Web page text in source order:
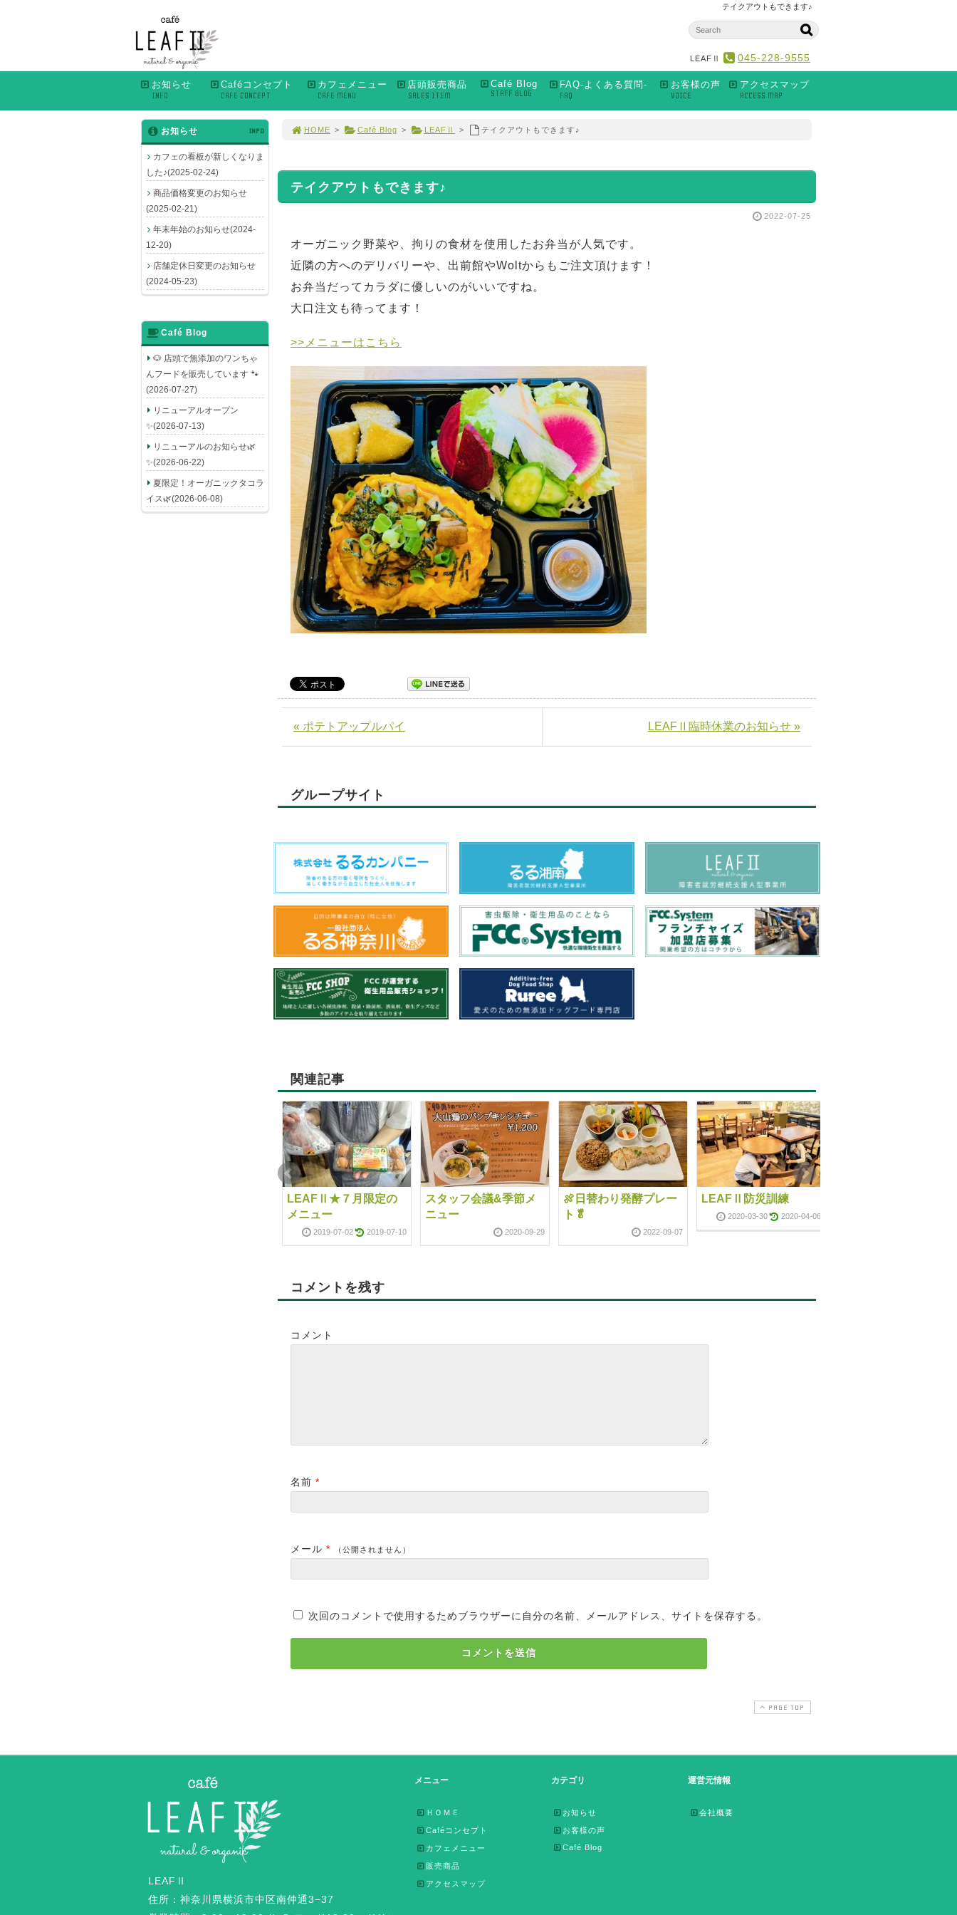
テイクアウトもできます♪
LEAFⅡ 045-228-9555
お知らせ
INFO
Caféコンセプト
CAFE CONCEPT
カフェメニュー
CAFE MENU
店頭販売商品
SALES ITEM
Café Blog
STAFF BLOG
FAQ-よくある質問-
FAQ
お客様の声
VOICE
アクセスマップ
ACCESS MAP
HOME > Café Blog > LEAFⅡ > テイクアウトもできます♪
テイクアウトもできます♪
2022-07-25
オーガニック野菜や、拘りの食材を使用したお弁当が人気です。
近隣の方へのデリバリーや、出前館やWoltからもご注文頂けます！
お弁当だってカラダに優しいのがいいですね。
大口注文も待ってます！
>>メニューはこちら
« ポテトアップルパイ LEAFⅡ臨時休業のお知らせ »
グループサイト
関連記事
LEAFⅡ★７月限定の
メニュー
2019-07-02 2019-07-10
スタッフ会議&季節メ
ニュー
2020-09-29
🍖日替わり発酵プレー
ト🥬
2022-09-07
LEAFⅡ防災訓練
2020-03-30 2020-04-06
コメントを残す
コメント
名前 *
メール * （公開されません）
次回のコメントで使用するためブラウザーに自分の名前、メールアドレス、サイトを保存する。
PAGE TOP
お知らせ INFO
カフェの看板が新しくなりま
した♪(2025-02-24)
商品価格変更のお知らせ
(2025-02-21)
年末年始のお知らせ(2024-
12-20)
店舗定休日変更のお知らせ
(2024-05-23)
Café Blog
🐶 店頭で無添加のワンちゃ
んフードを販売しています 🐾
(2026-07-27)
リニューアルオープン
✨(2026-07-13)
リニューアルのお知らせ🌿
✨(2026-06-22)
夏限定！オーガニックタコラ
イス🌿(2026-06-08)
LEAFⅡ
住所：神奈川県横浜市中区南仲通3−37
メニュー
ＨＯＭＥ
Caféコンセプト
カフェメニュー
販売商品
アクセスマップ
カテゴリ
お知らせ
お客様の声
Café Blog
運営元情報
会社概要